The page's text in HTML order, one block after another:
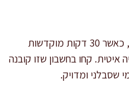
זמן ההכנה הכולל הוא כ-10 שעות, כאשר 30 דקות מוקדשות
איטית. קחו בחשבון שזו קובנה
ומדויק.